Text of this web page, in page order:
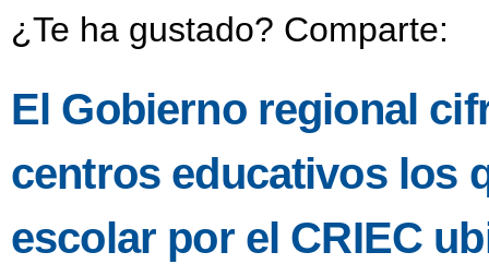
¿Te ha gustado? Comparte:
El Gobierno regional
centros educativos los
escolar por el CRIEC